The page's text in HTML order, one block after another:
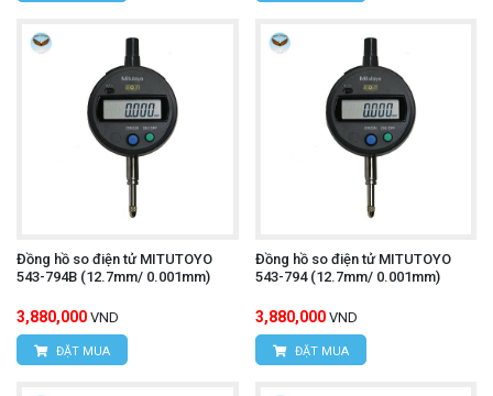
Đồng hồ so điện tử MITUTOYO
543-794B (12.7mm/ 0.001mm)
3,880,000 VND
ĐẶT MUA
Đồng hồ so điện tử MITUTOYO
543-794 (12.7mm/ 0.001mm)
3,880,000 VND
ĐẶT MUA